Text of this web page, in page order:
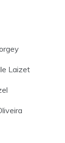
Laizet